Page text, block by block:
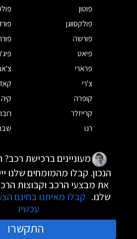
פוטון
פולקסווגן
פורשה
פיאט
פיג'ו
פרארי
צ'רי
קופרה
קיה
קרייזלר
רנו
מעוניינים ברכישת
הנכון. קבלו מהמומחים שלנו
את מבצעי הרכב וקבוצות
שלנו. קבלו מאיתנו בחינם
עכשיו
התקשרו